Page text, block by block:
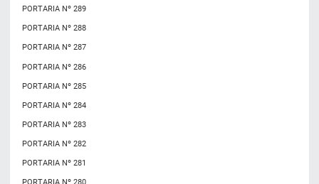
PORTARIA Nº 289
PORTARIA Nº 288
PORTARIA Nº 287
PORTARIA Nº 286
PORTARIA Nº 285
PORTARIA Nº 284
PORTARIA Nº 283
PORTARIA Nº 282
PORTARIA Nº 281